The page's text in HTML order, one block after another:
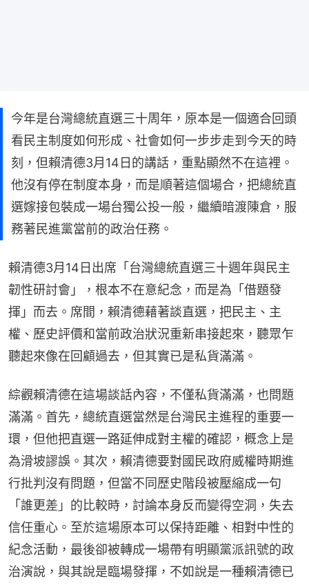
今年是台灣總統直選三十周年，原本是一個適合回頭
看民主制度如何形成、社會如何一步步走到今天的時
刻，但賴清德3月14日的講話，重點顯然不在這裡。
他沒有停在制度本身，而是順著這個場合，把總統直
選嫁接包裝成一場台獨公投一般，繼續暗渡陳倉，服
務著民進黨當前的政治任務。
賴清德3月14日出席「台灣總統直選三十週年與民主
韌性研討會」，根本不在意紀念，而是為「借題發
揮」而去。席間，賴清德藉著談直選，把民主、主
權、歷史評價和當前政治狀況重新串接起來，聽眾乍
聽起來像在回顧過去，但其實已是私貨滿滿。
綜觀賴清德在這場談話內容，不僅私貨滿滿，也問題
滿滿。首先，總統直選當然是台灣民主進程的重要一
環，但他把直選一路延伸成對主權的確認，概念上是
為滑坡謬誤。其次，賴清德要對國民政府威權時期進
行批判沒有問題，但當不同歷史階段被壓縮成一句
「誰更差」的比較時，討論本身反而變得空洞，失去
信任重心。至於這場原本可以保持距離、相對中性的
紀念活動，最後卻被轉成一場帶有明顯黨派訊號的政
治演說，與其說是臨場發揮，不如說是一種賴清德已